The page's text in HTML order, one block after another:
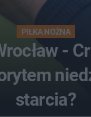
PIŁKA NOŻNA
-
starcia?